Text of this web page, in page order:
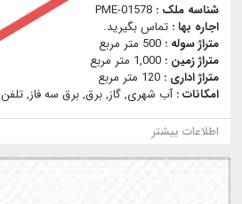
شناسه ملک : PME-01578
اجاره بها : تماس بگیرید.
متراژ سوله : 500 متر مربع
متراژ زمین : 1,000 متر مربع
متراژ اداری : 120 متر مربع
امکانات :آب شهری, گاز, برق, برق سه فاز, تلفن
اطلاعات بیشتر